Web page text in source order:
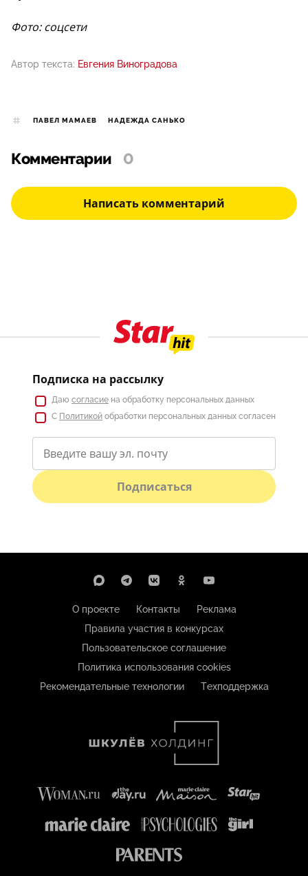
Фото: соцсети
Автор текста: Евгения Виноградова
ПАВЕЛ МАМАЕВ НАДЕЖДА САНЬКО
Комментарии 0
Написать комментарий
Подписка на рассылку
Даю согласие на обработку персональных данных
С Политикой обработки персональных данных согласен
Подписаться
О проекте Контакты
Реклама
Правила участия в конкурсах
Пользовательское соглашение
Политика использования cookies
Рекомендательные технологии
Техподдержка